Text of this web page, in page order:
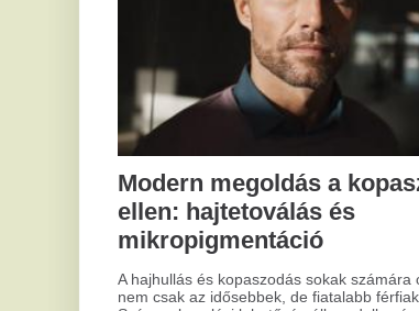
Szerelmi jóslás: bölcs útmutató a
szív útvesztőjében
A romantika sokak számára az élet egyik legfontosabb
része. Ha valaki igazán fontos lesz neked, vagy a jövőt
illetően hezitálsz, válaszokat kereshetsz. Ebben
szerelmi jóslás, ami egyfajta útmutatóként szolgálhat.
Viszont mielőtt belemerülnél a jövendölések világába,
ezt okosan.